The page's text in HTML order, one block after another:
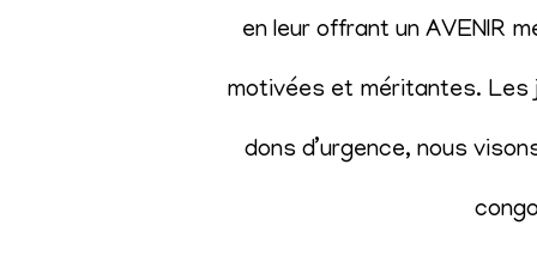
en leur offrant un AVENIR
motivées et méritantes. Les
dons d’urgence, nous